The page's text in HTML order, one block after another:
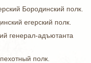
Бородинский полк.
егерский полк.
генерал-адъютанта
полк.